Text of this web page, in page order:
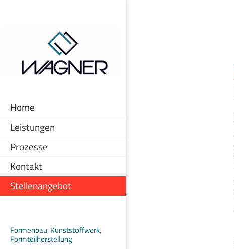
Home
Leistungen
Prozesse
Kontakt
Stellenangebot
Formenbau, Kunststoffwerk,
Formteilherstellung